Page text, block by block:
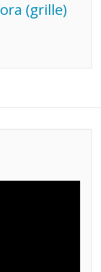
(grille)